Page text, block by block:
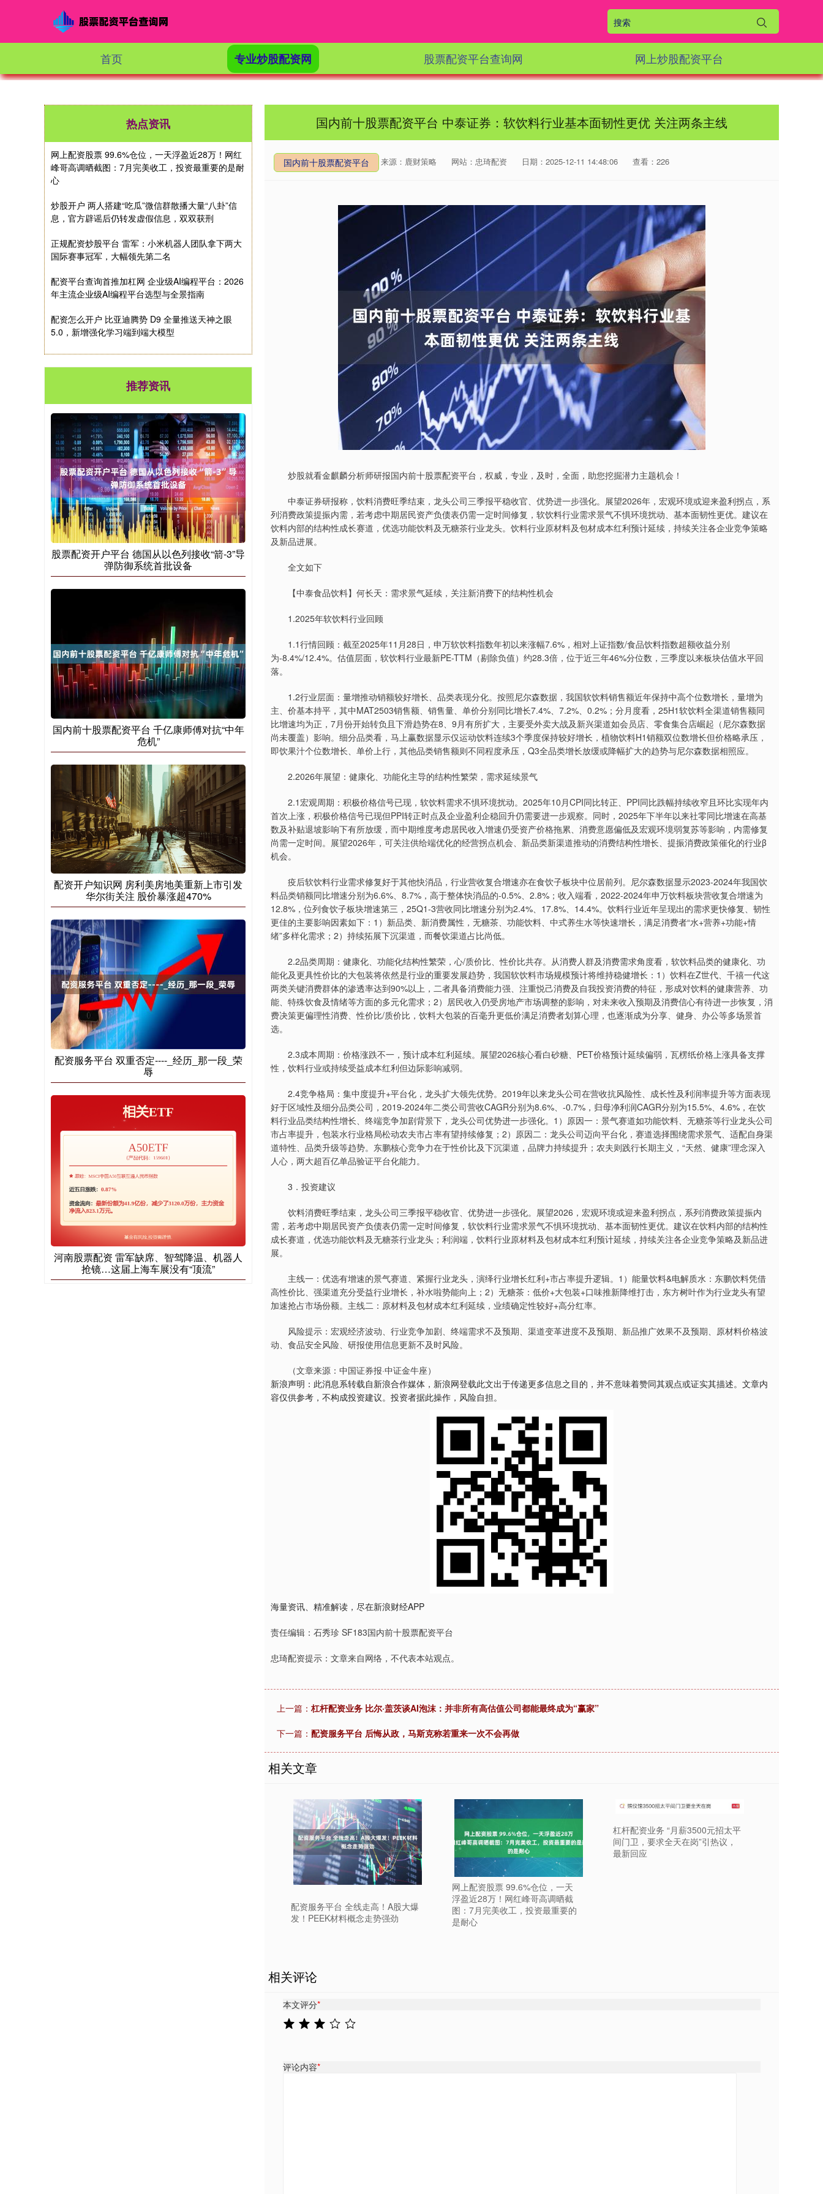
首页 专业炒股配资网 股票配资平台查询网 网上炒股配资平台
国内前十股票配资平台 中泰证券：软饮料行业基本面韧性更优 关注两条主线
国内前十股票配资平台 来源：鹿财策略 网站：忠琦配资 日期：2025-12-11 14:48:06 查看：226
炒股就看金麒麟分析师研报国内前十股票配资平台，权威，专业，及时，全面，助您挖掘潜力主题机会！
中泰证券研报称，饮料消费旺季结束，龙头公司三季报平稳收官、优势进一步强化。展望2026年，宏观环境或迎来盈利拐点，系
列消费政策提振内需，若考虑中期居民资产负债表仍需一定时间修复，软饮料行业需求景气不惧环境扰动、基本面韧性更优。建议在
饮料内部的结构性成长赛道，优选功能饮料及无糖茶行业龙头。饮料行业原材料及包材成本红利预计延续，持续关注各企业竞争策略
及新品进展。
全文如下
【中泰食品饮料】何长天：需求景气延续，关注新消费下的结构性机会
1.2025年软饮料行业回顾
1.1行情回顾：截至2025年11月28日，申万软饮料指数年初以来涨幅7.6%，相对上证指数/食品饮料指数超额收益分别
为-8.4%/12.4%。估值层面，软饮料行业最新PE-TTM（剔除负值）约28.3倍，位于近三年46%分位数，三季度以来板块估值水平回
落。
1.2行业层面：量增推动销额较好增长、品类表现分化。按照尼尔森数据，我国软饮料销售额近年保持中高个位数增长，量增为
主、价基本持平，其中MAT2503销售额、销售量、单价分别同比增长7.4%、7.2%、0.2%；分月度看，25H1软饮料全渠道销售额同
比增速均为正，7月份开始转负且下滑趋势在8、9月有所扩大，主要受外卖大战及新兴渠道如会员店、零食集合店崛起（尼尔森数据
尚未覆盖）影响。细分品类看，马上赢数据显示仅运动饮料连续3个季度保持较好增长，植物饮料H1销额双位数增长但价格略承压，
即饮果汁个位数增长、单价上行，其他品类销售额则不同程度承压，Q3全品类增长放缓或降幅扩大的趋势与尼尔森数据相照应。
2.2026年展望：健康化、功能化主导的结构性繁荣，需求延续景气
2.1宏观周期：积极价格信号已现，软饮料需求不惧环境扰动。2025年10月CPI同比转正、PPI同比跌幅持续收窄且环比实现年内
首次上涨，积极价格信号已现但PPI转正时点及企业盈利企稳回升仍需要进一步观察。同时，2025年下半年以来社零同比增速在高基
数及补贴退坡影响下有所放缓，而中期维度考虑居民收入增速仍受资产价格拖累、消费意愿偏低及宏观环境弱复苏等影响，内需修复
尚需一定时间。展望2026年，可关注供给端优化的经营拐点机会、新品类新渠道推动的消费结构性增长、提振消费政策催化的行业β
机会。
疫后软饮料行业需求修复好于其他快消品，行业营收复合增速亦在食饮子板块中位居前列。尼尔森数据显示2023-2024年我国饮
料品类销额同比增速分别为6.6%、8.7%，高于整体快消品的-0.5%、2.8%；收入端看，2022-2024年申万饮料板块营收复合增速为
12.8%，位列食饮子板块增速第三，25Q1-3营收同比增速分别为2.4%、17.8%、14.4%。饮料行业近年呈现出的需求更快修复、韧性
更佳的主要影响因素如下：1）新品类、新消费属性，无糖茶、功能饮料、中式养生水等快速增长，满足消费者“水+营养+功能+情
绪”多样化需求；2）持续拓展下沉渠道，而餐饮渠道占比尚低。
2.2品类周期：健康化、功能化结构性繁荣，心/质价比、性价比共存。从消费人群及消费需求角度看，软饮料品类的健康化、功
能化及更具性价比的大包装将依然是行业的重要发展趋势，我国软饮料市场规模预计将维持稳健增长：1）饮料在Z世代、千禧一代这
两类关键消费群体的渗透率达到90%以上，二者具备消费能力强、注重悦己消费及自我投资消费的特征，形成对饮料的健康营养、功
能、特殊饮食及情绪等方面的多元化需求；2）居民收入仍受房地产市场调整的影响，对未来收入预期及消费信心有待进一步恢复，消
费决策更偏理性消费、性价比/质价比，饮料大包装的百毫升更低价满足消费者划算心理，也逐渐成为分享、健身、办公等多场景首
选。
2.3成本周期：价格涨跌不一，预计成本红利延续。展望2026核心看白砂糖、PET价格预计延续偏弱，瓦楞纸价格上涨具备支撑
性，饮料行业或持续受益成本红利但边际影响减弱。
2.4竞争格局：集中度提升+平台化，龙头扩大领先优势。2019年以来龙头公司在营收抗风险性、成长性及利润率提升等方面表现
好于区域性及细分品类公司，2019-2024年二类公司营收CAGR分别为8.6%、-0.7%，归母净利润CAGR分别为15.5%、4.6%，在饮
料行业品类结构性增长、终端竞争加剧背景下，龙头公司优势进一步强化。1）原因一：景气赛道如功能饮料、无糖茶等行业龙头公司
市占率提升，包装水行业格局松动农夫市占率有望持续修复；2）原因二：龙头公司迈向平台化，赛道选择围绕需求景气、适配自身渠
道特性、品类升级等趋势。东鹏核心竞争力在于性价比及下沉渠道，品牌力持续提升；农夫则践行长期主义，“天然、健康”理念深入
人心，两大超百亿单品验证平台化能力。
3．投资建议
饮料消费旺季结束，龙头公司三季报平稳收官、优势进一步强化。展望2026，宏观环境或迎来盈利拐点，系列消费政策提振内
需，若考虑中期居民资产负债表仍需一定时间修复，软饮料行业需求景气不惧环境扰动、基本面韧性更优。建议在饮料内部的结构性
成长赛道，优选功能饮料及无糖茶行业龙头；利润端，饮料行业原材料及包材成本红利预计延续，持续关注各企业竞争策略及新品进
展。
主线一：优选有增速的景气赛道、紧握行业龙头，演绎行业增长红利+市占率提升逻辑。1）能量饮料&电解质水：东鹏饮料凭借
高性价比、强渠道充分受益行业增长，补水啦势能向上；2）无糖茶：低价+大包装+口味推新降维打击，东方树叶作为行业龙头有望
加速抢占市场份额。主线二：原材料及包材成本红利延续，业绩确定性较好+高分红率。
风险提示：宏观经济波动、行业竞争加剧、终端需求不及预期、渠道变革进度不及预期、新品推广效果不及预期、原材料价格波
动、食品安全风险、研报使用信息更新不及时风险。
（文章来源：中国证券报·中证金牛座）
新浪声明：此消息系转载自新浪合作媒体，新浪网登载此文出于传递更多信息之目的，并不意味着赞同其观点或证实其描述。文章内
容仅供参考，不构成投资建议。投资者据此操作，风险自担。
海量资讯、精准解读，尽在新浪财经APP
责任编辑：石秀珍 SF183国内前十股票配资平台
忠琦配资提示：文章来自网络，不代表本站观点。
上一篇： 杠杆配资业务 比尔·盖茨谈AI泡沫：并非所有高估值公司都能最终成为“赢家”
下一篇： 配资服务平台 后悔从政，马斯克称若重来一次不会再做
相关文章
配资服务平台 全线走高！A股大爆
发！PEEK材料概念走势强劲
网上配资股票 99.6%仓位，一天
浮盈近28万！网红峰哥高调晒截
图：7月完美收工，投资最重要的
是耐心
杠杆配资业务 “月薪3500元招太平
间门卫，要求全天在岗”引热议，
最新回应
相关评论
本文评分*
评论内容*
热点资讯
网上配资股票 99.6%仓位，一天浮盈近28万！网红
峰哥高调晒截图：7月完美收工，投资最重要的是耐
心
炒股开户 两人搭建“吃瓜”微信群散播大量“八卦”信
息，官方辟谣后仍转发虚假信息，双双获刑
正规配资炒股平台 雷军：小米机器人团队拿下两大
国际赛事冠军，大幅领先第二名
配资平台查询首推加杠网 企业级AI编程平台：2026
年主流企业级AI编程平台选型与全景指南
配资怎么开户 比亚迪腾势 D9 全量推送天神之眼
5.0，新增强化学习端到端大模型
推荐资讯
股票配资开户平台 德国从以色列接收“箭-3”导
弹防御系统首批设备
国内前十股票配资平台 千亿康师傅对抗“中年
危机”
配资开户知识网 房利美房地美重新上市引发
华尔街关注 股价暴涨超470%
配资服务平台 双重否定----_经历_那一段_荣
辱
河南股票配资 雷军缺席、智驾降温、机器人
抢镜…这届上海车展没有“顶流”